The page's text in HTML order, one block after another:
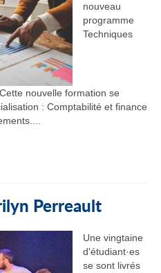
nouveau
programme
Techniques
nouvelle formation se
: Comptabilité et finance
Perreault
Une vingtaine
d'étudiant·es
se sont livrés